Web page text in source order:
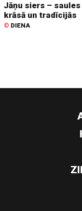
Jāņu siers – saules
krāsā un tradīcijās
© DIENA